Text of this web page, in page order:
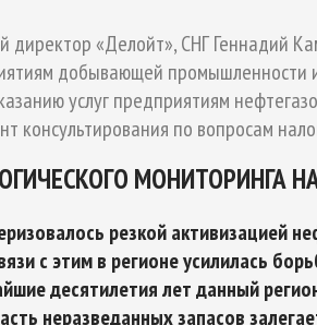
директор «Делойт», СНГ Геннадий
добывающей промышленности
услуг предприятиям
консультирования по вопросам
МОНИТОРИНГА
резкой активизацией
с этим в регионе усилилась
десятилетия лет данный
неразведанных запасов